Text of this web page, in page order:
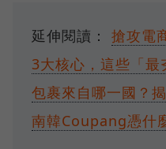
延伸閱讀： 搶攻電
3大核心，這些「最
包裹來自哪一國？
南韓Coupang憑什